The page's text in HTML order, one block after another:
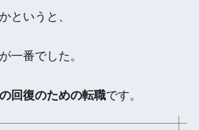
というと、
一番でした。
回復のための転職です。